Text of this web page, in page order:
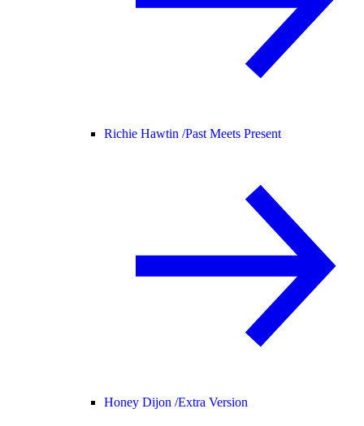
Richie Hawtin /Past Meets Present
Honey Dijon /Extra Version